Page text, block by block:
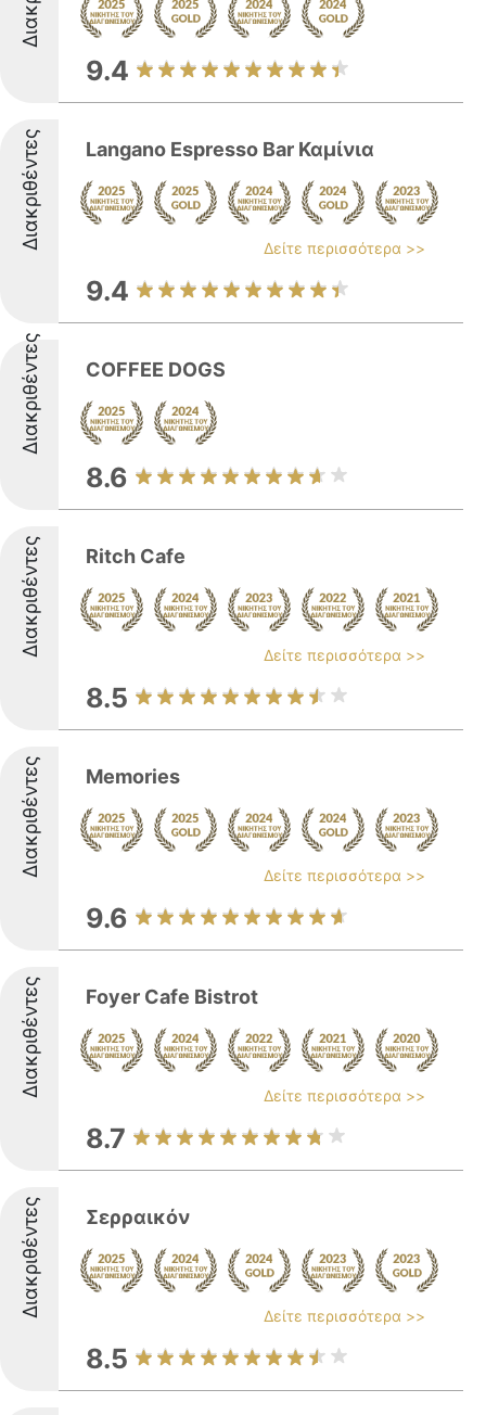
9.4
Διακριθέντες Langano Espresso Bar Καμίνια
Δείτε περισσότερα >>
9.4
Διακριθέντες COFFEE DOGS
8.6
Διακριθέντες Ritch Cafe
Δείτε περισσότερα >>
8.5
Διακριθέντες Memories
Δείτε περισσότερα >>
9.6
Διακριθέντες Foyer Cafe Bistrot
Δείτε περισσότερα >>
8.7
Διακριθέντες Σερραικόν
Δείτε περισσότερα >>
8.5